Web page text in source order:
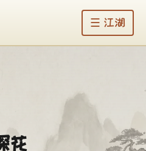
☰ 江湖
花